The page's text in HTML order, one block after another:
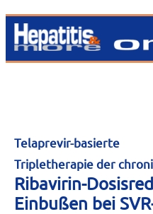
Telaprevir-basierte
Tripletherapie der
Ribavirin-
Einbußen bei